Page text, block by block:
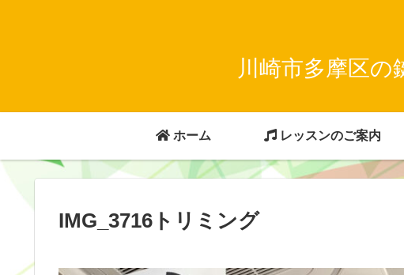
川崎市多摩区
ホーム レッスンのご案内
IMG_3716トリミング